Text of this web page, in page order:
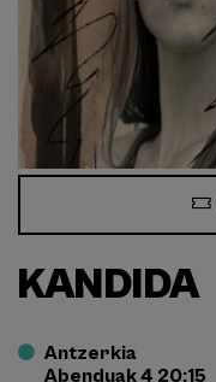
KANDIDA
Antzerkia
Abenduak 4 20:15